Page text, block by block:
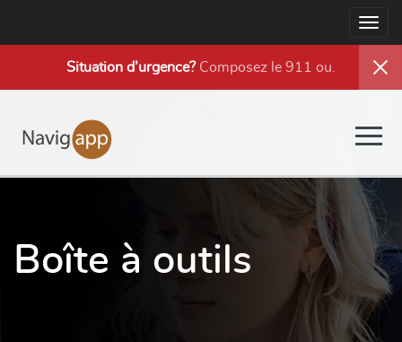
Situation d’urgence?Composez le 911 ou
Boîte à outils